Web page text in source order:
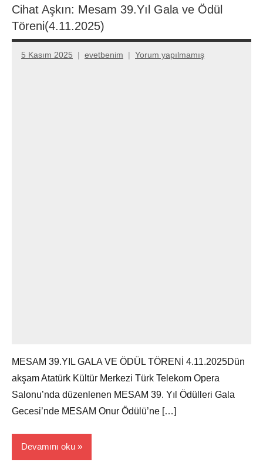
Cihat Aşkın: Mesam 39.Yıl Gala ve Ödül
Töreni(4.11.2025)
5 Kasım 2025 evetbenim Yorum yapılmamış
MESAM 39.YIL GALA VE ÖDÜL TÖRENİ 4.11.2025Dün
akşam Atatürk Kültür Merkezi Türk Telekom Opera
Salonu’nda düzenlenen MESAM 39. Yıl Ödülleri Gala
Gecesi’nde MESAM Onur Ödülü’ne […]
Devamını oku